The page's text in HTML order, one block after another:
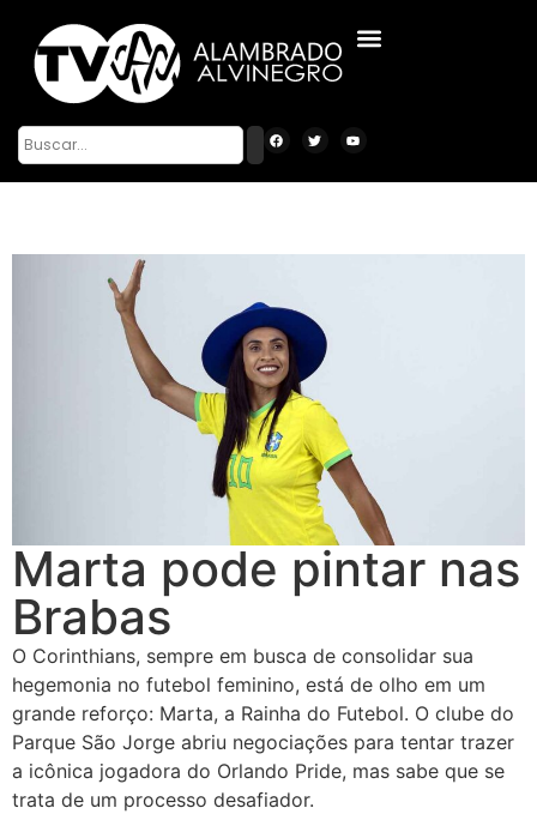
Marta pode pintar nas
Brabas
O Corinthians, sempre em busca de consolidar sua
hegemonia no futebol feminino, está de olho em um
grande reforço: Marta, a Rainha do Futebol. O clube do
Parque São Jorge abriu negociações para tentar trazer
a icônica jogadora do Orlando Pride, mas sabe que se
trata de um processo desafiador.